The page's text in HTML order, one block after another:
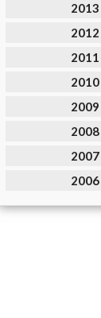
2013
2012
2011
2010
2009
2008
2007
2006